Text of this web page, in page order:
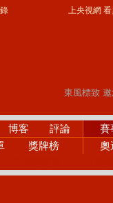
上央視網 看奧
博客 評論
賽
獎牌榜 奧